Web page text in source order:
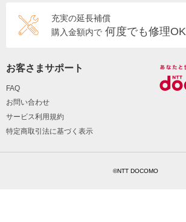
充実の延長補償
購入金額内で 何度でも修理OK
お客さまサポート
FAQ
お問い合わせ
サービス利用規約
特定商取引法に基づく表示
©NTT DOCOMO